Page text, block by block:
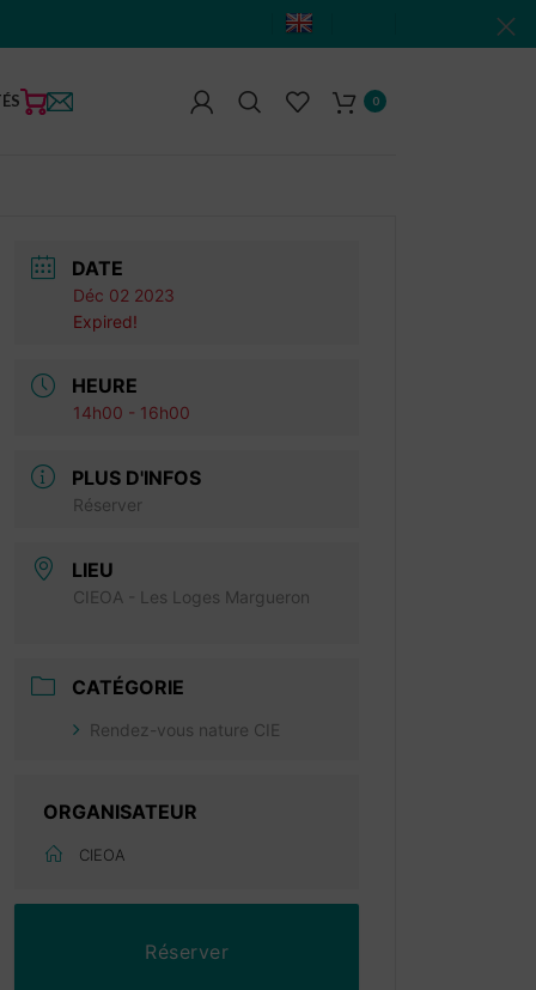
0
DATE
Déc 02 2023
Expired!
HEURE
14h00 - 16h00
PLUS D'INFOS
Réserver
LIEU
CIEOA - Les Loges Margueron
CATÉGORIE
Rendez-vous nature CIE
ORGANISATEUR
CIEOA
Réserver